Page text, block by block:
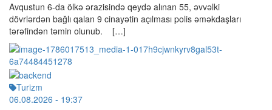
Avqustun 6-da ölkə ərazisində qeydə alınan 55, əvvəlki
dövrlərdən bağlı qalan 9 cinayətin açılması polis əməkdaşları
tərəfindən təmin olunub. […]
Turizm
06.08.2026 - 19:37